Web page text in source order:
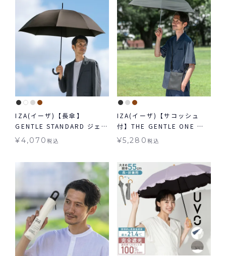
IZA(イーザ)【長傘】
GENTLE STANDARD ジェン
トルスタンダード 日傘 長傘
¥4,070税込
IZA(イーザ)【サコッシュ
付】THE GENTLE ONE ジ
ェントルワン 日傘 折りたた
¥5,280 税込